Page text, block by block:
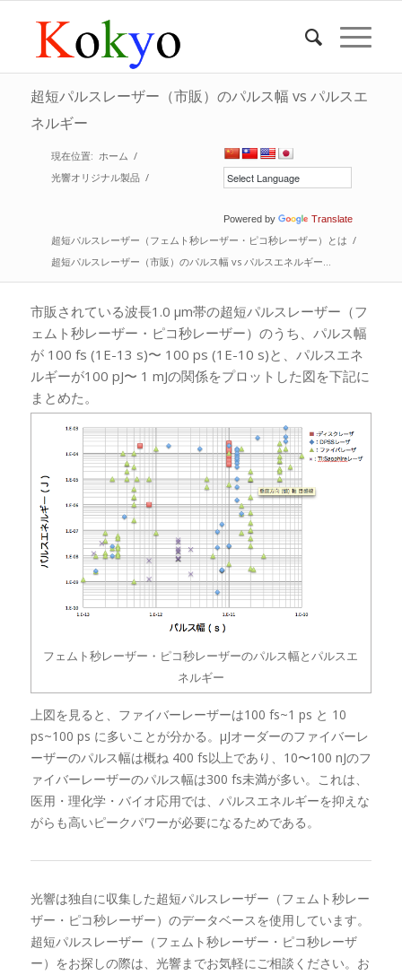
超短パルスレーザー（市販）のパルス幅 vs パルスエ
ネルギー
Powered by Translate
現在位置: ホーム /
光響オリジナル製品 /
超短パルスレーザー（フェムト秒レーザー・ピコ秒レーザー）とは /
超短パルスレーザー（市販）のパルス幅 vs パルスエネルギー...
市販されている波長1.0 μm帯の超短パルスレーザー（フ
ェムト秒レーザー・ピコ秒レーザー）のうち、パルス幅
が 100 fs (1E-13 s)〜 100 ps (1E-10 s)と、パルスエネ
ルギーが100 pJ〜 1 mJの関係をプロットした図を下記に
まとめた。
フェムト秒レーザー・ピコ秒レーザーのパルス幅とパルスエ
ネルギー
上図を見ると、ファイバーレーザーは100 fs~1 ps と 10
ps~100 ps に多いことが分かる。μJオーダーのファイバーレ
ーザーのパルス幅は概ね 400 fs以上であり、10〜100 nJのフ
ァイバーレーザーのパルス幅は300 fs未満が多い。これは、
医用・理化学・バイオ応用では、パルスエネルギーを抑えな
がらも高いピークパワーが必要になるためである。
光響は独自に収集した超短パルスレーザー（フェムト秒レー
ザー・ピコ秒レーザー）のデータベースを使用しています。
超短パルスレーザー（フェムト秒レーザー・ピコ秒レーザ
ー）をお探しの際は、光響までお気軽にご相談ください。お